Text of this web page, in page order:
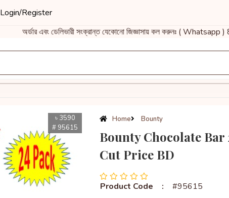
Login/Register
অর্ডার এবং ডেলিভারী সংক্রান্ত যেকোনো জিজ্ঞাসায় কল করুনঃ (
৳ 3590
# 95615
Home Bounty
Bounty Chocolate Bar
Cut Price BD
Product Code : #95615